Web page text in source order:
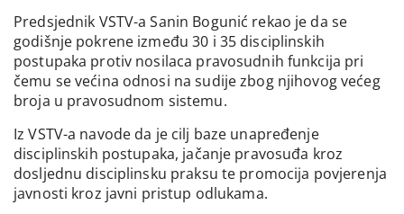
Predsjednik VSTV-a Sanin Bogunić rekao je da se
godišnje pokrene između 30 i 35 disciplinskih
postupaka protiv nosilaca pravosudnih funkcija pri
čemu se većina odnosi na sudije zbog njihovog većeg
broja u pravosudnom sistemu.
Iz VSTV-a navode da je cilj baze unapređenje
disciplinskih postupaka, jačanje pravosuđa kroz
dosljednu disciplinsku praksu te promocija povjerenja
javnosti kroz javni pristup odlukama.